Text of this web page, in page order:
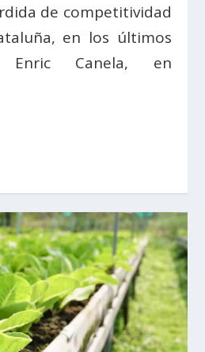
de competitividad
en los últimos
Canela, en